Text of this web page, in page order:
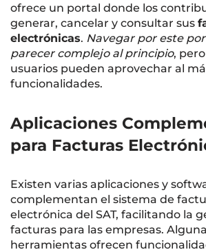
ofrece un portal donde los
generar, cancelar y consultar sus
electrónicas. Navegar por este
parecer complejo al principio,
usuarios pueden aprovechar al
funcionalidades.
Aplicaciones
para Facturas
Existen varias aplicaciones y
complementan el sistema de
electrónica del SAT, facilitando la
facturas para las empresas.
herramientas ofrecen